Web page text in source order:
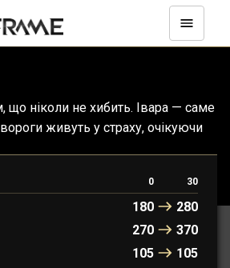
що ніколи не хибить. Івара — саме
живуть у страху, очікуючи
0 30
180
280
270
370
105
105